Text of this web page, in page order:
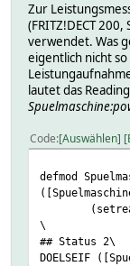
Zur
(FRITZ!DECT
verwendet. Was
eigentlich nicht
lautet das
Code Auswählen
defmod
\
## Status 2\
DOELSEIF